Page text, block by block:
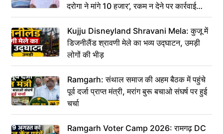
दरोगा ने मांगे 10 हजार’, रकम न देने पर कार्रवाई
ठंडी!
Kujju Disneyland Shravani Mela: कुजू में
डिजनीलैंड श्रावणी मेले का भव्य उद्घाटन, उमड़ी
लोगों की भीड़
Ramgarh: संथाल समाज की अहम बैठक में पहुंचे
पूर्व दर्जा प्राप्त मंत्री, मरांग बुरू बचाओ संघर्ष पर हुई
चर्चा
Ramgarh Voter Camp 2026: रामगढ़ DC